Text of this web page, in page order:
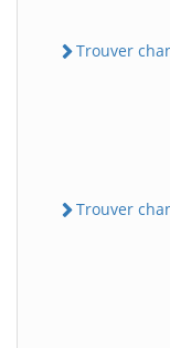
Trouver
Trouver